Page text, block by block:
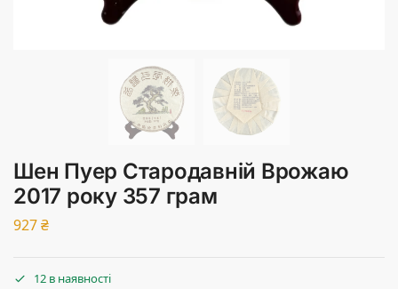
Шен Пуер Стародавній Врожаю
2017 року 357 грам
927₴
12 в наявності